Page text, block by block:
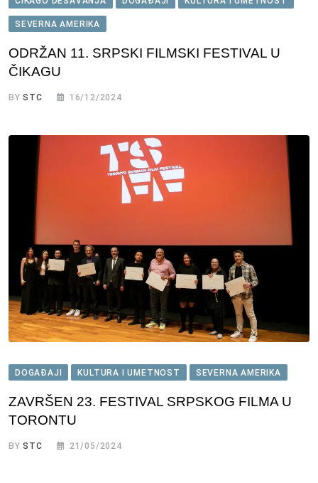
SEVERNA AMERIKA
ODRŽAN 11. SRPSKI FILMSKI FESTIVAL U
ČIKAGU
BYSTC 16/12/2024
DOGAĐAJI KULTURA I UMETNOST SEVERNA AMERIKA
ZAVRŠEN 23. FESTIVAL SRPSKOG FILMA U
TORONTU
BYSTC 21/05/2024